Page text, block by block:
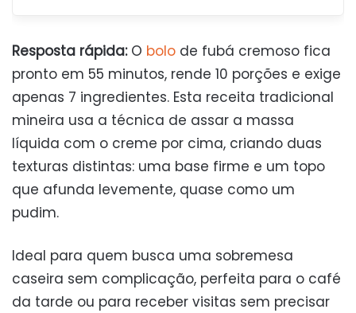
Resposta rápida:O bolo de fubá cremoso fica
pronto em 55 minutos, rende 10 porções e exige
apenas 7 ingredientes. Esta receita tradicional
mineira usa a técnica de assar a massa
líquida com o creme por cima, criando duas
texturas distintas: uma base firme e um topo
que afunda levemente, quase como um
pudim.
Ideal para quem busca uma sobremesa
caseira sem complicação, perfeita para o café
da tarde ou para receber visitas sem precisar